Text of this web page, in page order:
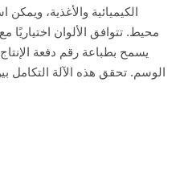
الكيميائية والأغذية،
محيط. تتوافق الألوان اختياريًا
يسمح بطباعة رقم دفعة الإنتاج
الوسم. تحقق هذه الآلة التكامل